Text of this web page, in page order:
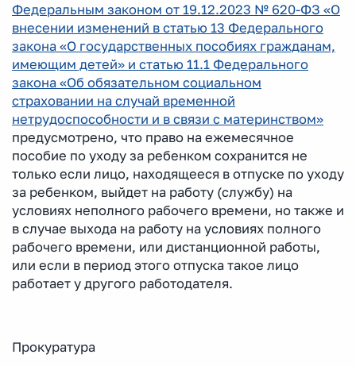
Федеральным законом от 19.12.2023 № 620-ФЗ «О
внесении изменений в статью 13 Федерального
закона «О государственных пособиях гражданам,
имеющим детей» и статью 11.1 Федерального
закона «Об обязательном социальном
страховании на случай временной
нетрудоспособности и в связи с материнством»
предусмотрено, что право на ежемесячное
пособие по уходу за ребенком сохранится не
только если лицо, находящееся в отпуске по уходу
за ребенком, выйдет на работу (службу) на
условиях неполного рабочего времени, но также и
в случае выхода на работу на условиях полного
рабочего времени, или дистанционной работы,
или если в период этого отпуска такое лицо
работает у другого работодателя.
Прокуратура